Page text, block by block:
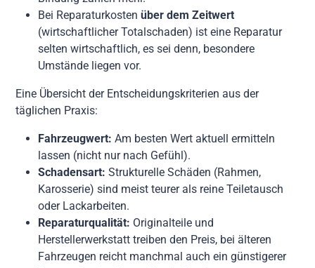
Bei Reparaturkostenüber dem Zeitwert
(wirtschaftlicher Totalschaden) ist eine Reparatur
selten wirtschaftlich, es sei denn, besondere
Umstände liegen vor.
Eine Übersicht der Entscheidungskriterien aus der
täglichen Praxis:
Fahrzeugwert: Am besten Wert aktuell ermitteln
lassen (nicht nur nach Gefühl).
Schadensart: Strukturelle Schäden (Rahmen,
Karosserie) sind meist teurer als reine Teiletausch
oder Lackarbeiten.
Reparaturqualität: Originalteile und
Herstellerwerkstatt treiben den Preis, bei älteren
Fahrzeugen reicht manchmal auch ein günstigerer